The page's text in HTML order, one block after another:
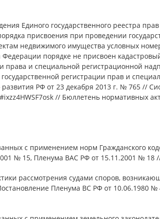
Единого государственного реестра
присвоения при проведении
недвижимого имущества условных
Федерации порядке не присвоен
права и специальной регистрационной
регистрации прав и
РФ от 23 декабря 2013 г. № 765 //
// Бюллетень нормативных
с применением норм Гражданского
№ 15, Пленума ВАС РФ от 15.11.2001 № 18
рассмотрения судами споров,
Пленума ВС РФ от 10.06.1980